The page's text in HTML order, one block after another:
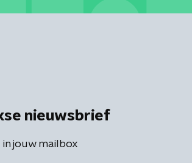
nieuwsbrief
jouw mailbox